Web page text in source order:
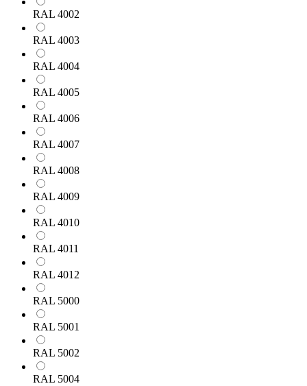
RAL 4002
RAL 4003
RAL 4004
RAL 4005
RAL 4006
RAL 4007
RAL 4008
RAL 4009
RAL 4010
RAL 4011
RAL 4012
RAL 5000
RAL 5001
RAL 5002
RAL 5004